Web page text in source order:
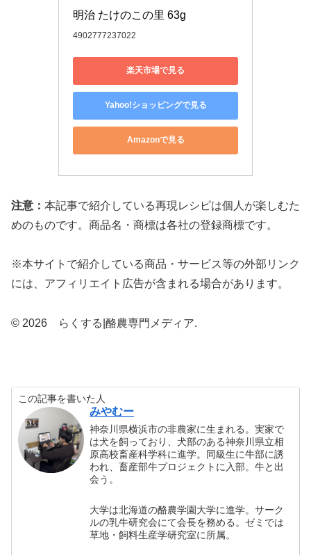
明治 たけのこの里 63g
4902777237022
楽天市場で見る
Yahoo!ショッピングで見る
Amazonで見る
注意： 本記事で紹介している再現レシピは個人が楽しむた
めのものです。商品名・商標は各社の登録商標です。
※本サイトで紹介している商品・サービス等の外部リンク
には、アフィリエイト広告が含まれる場合があります。
© 2026 らくする|酪農専門メディア.
この記事を書いた人
みやむー
神奈川県横浜市の非農家に生まれる。実家で
は犬を飼っており、犬部のある神奈川県立相
原高校畜産科学科に進学。同級生に牛部に誘
われ、畜産部牛プロジェクトに入部。牛と出
会う。
大学は北海道の酪農学園大学に進学。サーク
ルの乳牛研究会にて会長を務める。ゼミでは
草地・飼料生産学研究室に所属。